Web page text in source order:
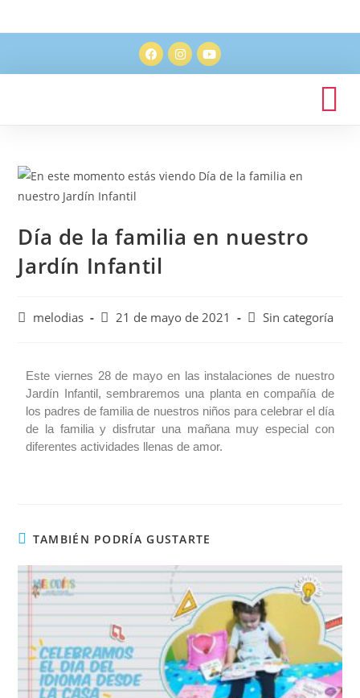
Día de la familia en nuestro
Jardín Infantil
melodias 21 de mayo de 2021 Sin categoría
Este viernes 28 de mayo en las instalaciones de nuestro
Jardín Infantil, sembraremos una planta en compañía de
los padres de familia de nuestros niños para celebrar el día
de la familia y disfrutar una mañana muy especial con
diferentes actividades llenas de amor.
TAMBIÉN PODRÍA GUSTARTE